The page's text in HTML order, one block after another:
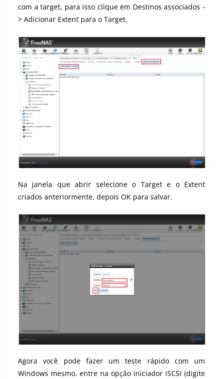
com a target, para isso clique em Destinos associados -
> Adicionar Extent para o Target.
Na janela que abrir selecione o Target e o Extent
criados anteriormente, depois OK para salvar.
Agora você pode fazer um teste rápido com um
Windows mesmo, entre na opção iniciador iSCSI (digite